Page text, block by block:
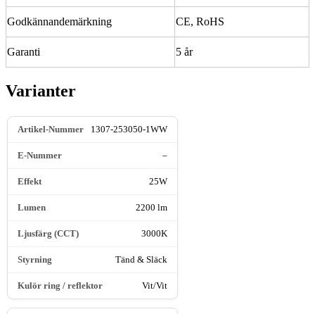
Godkännandemärkning CE, RoHS
Garanti 5 år
Varianter
1307-253050-1WW
–
25W
2200 lm
3000K
Tänd & Släck
Vit/Vit